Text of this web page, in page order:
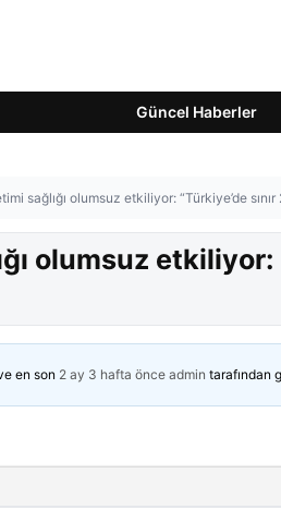
Güncel Haberler
sağlığı olumsuz etkiliyor: “Türkiye’de
olumsuz etkiliyor:
en son 2 ay 3 hafta önce admin tarafından